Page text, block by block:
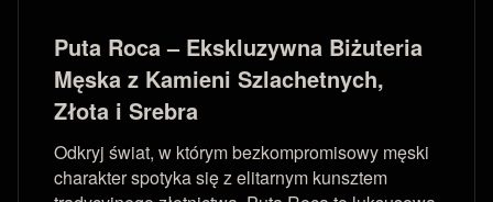
Puta Roca – Ekskluzywna Biżuteria
Męska z Kamieni Szlachetnych,
Złota i Srebra
Odkryj świat, w którym bezkompromisowy męski
charakter spotyka się z elitarnym kunsztem